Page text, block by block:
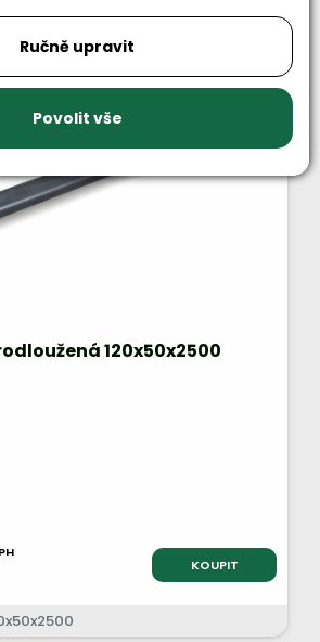
Ručně upravit
Povolit vše
120x50x2500
KOUPIT